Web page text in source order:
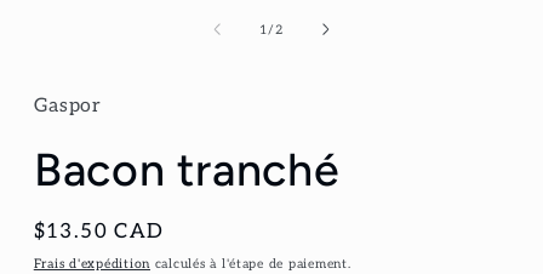
fenêtre
modale
1/de
2
Gaspor
Bacon tranché
Prix
habituel
$13.50 CAD
Frais d'expéditioncalculés à l'étape de paiement.